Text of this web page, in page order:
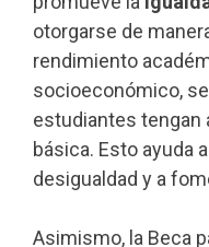
otorgarse de
rendimiento
socioeconómico,
estudiantes tengan
básica. Esto ayuda
desigualdad y a
Asimismo, la Beca